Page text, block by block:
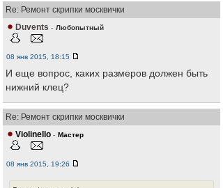
Re: Ремонт скрипки москвички
Duvents - Любопытный
08 янв 2015, 18:15
И еще вопрос, каких размеров должен быть
нижний клец?
Re: Ремонт скрипки москвички
Violinello - Мастер
08 янв 2015, 19:26